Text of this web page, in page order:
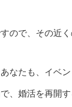
ので、その近
なたも、イベ
、婚活を再開